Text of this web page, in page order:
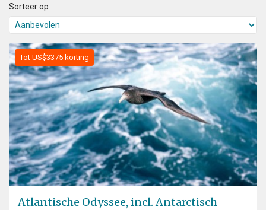
Sorteer op
Tot US$3375 korting
Atlantische Odyssee, incl. Antarctisch